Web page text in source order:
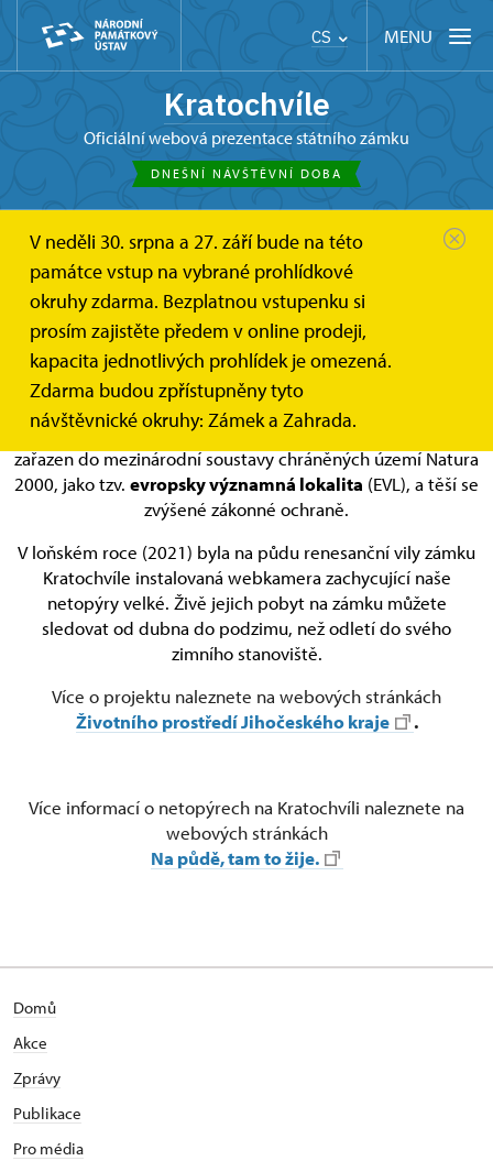
CS MENU
Kratochvíle
oficiální webová prezentace státního zámku
DNEŠNÍ NÁVŠTĚVNÍ DOBA
V neděli 30. srpna a 27. září bude na této
památce vstup na vybrané prohlídkové
okruhy zdarma. Bezplatnou vstupenku si
prosím zajistěte předem v online prodeji,
kapacita jednotlivých prohlídek je omezená.
Zdarma budou zpřístupněny tyto
návštěvnické okruhy: Zámek a Zahrada.
Kratochvíle Netopýři
Netopýři na zámku Kratochvíle
Na půdu hlavní budovy zámku Kratochvíle se každoročně
na celé léto slétají netopýři velcí. Zámek byl díky
přítomnosti této početné letní kolonie netopýra velkého
zařazen do mezinárodní soustavy chráněných území Natura
2000, jako tzv. evropsky významná lokalita (EVL), a těší se
zvýšené zákonné ochraně.
V loňském roce (2021) byla na půdu renesanční vily zámku
Kratochvíle instalovaná webkamera zachycující naše
netopýry velké. Živě jejich pobyt na zámku můžete
sledovat od dubna do podzimu, než odletí do svého
zimního stanoviště.
Více o projektu naleznete na webových stránkách
Životního prostředí Jihočeského kraje
.
Více informací o netopýrech na Kratochvíli naleznete na
webových stránkách
Na půdě, tam to žije.
Domů
Akce
Zprávy
Publikace
Pro média